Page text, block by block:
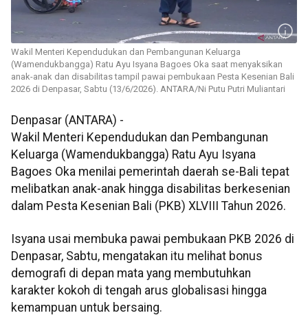
Wakil Menteri Kependudukan dan Pembangunan Keluarga
(Wamendukbangga) Ratu Ayu Isyana Bagoes Oka saat menyaksikan
anak-anak dan disabilitas tampil pawai pembukaan Pesta Kesenian Bali
2026 di Denpasar, Sabtu (13/6/2026). ANTARA/Ni Putu Putri Muliantari
Denpasar (ANTARA) -
Wakil Menteri Kependudukan dan Pembangunan
Keluarga (Wamendukbangga) Ratu Ayu Isyana
Bagoes Oka menilai pemerintah daerah se-Bali tepat
melibatkan anak-anak hingga disabilitas berkesenian
dalam Pesta Kesenian Bali (PKB) XLVIII Tahun 2026.
Isyana usai membuka pawai pembukaan PKB 2026 di
Denpasar, Sabtu, mengatakan itu melihat bonus
demografi di depan mata yang membutuhkan
karakter kokoh di tengah arus globalisasi hingga
kemampuan untuk bersaing.